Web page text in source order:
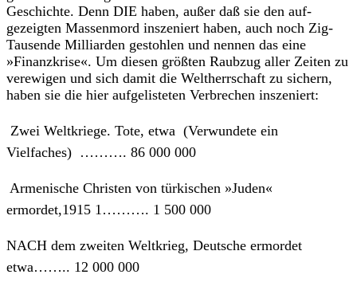
Geschichte. Denn DIE haben, außer daß sie den auf­
gezeigten Massenmord inszeniert haben, auch noch Zig-
Tausende Milli­arden gestohlen und nennen das eine
»Finanzkrise«. Um diesen größten Raubzug aller Zeiten zu
verewigen und sich damit die Weltherrschaft zu sichern,
haben sie die hier aufgelisteten Verbrechen inszeniert:
 Zwei Weltkriege. Tote, etwa (Verwundete ein
Vielfaches) ………. 86 000 000
 Armenische Christen von türkischen »Juden«
ermordet,1915 1………. 1 500 000
NACH dem zweiten Weltkrieg, Deutsche ermordet
etwa…….. 12 000 000